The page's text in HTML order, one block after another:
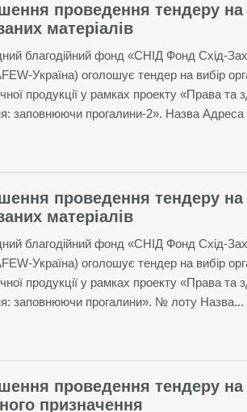
проведення тендеру на
матеріалів
благодійний фонд «СНІД Фонд Схід-
Україна) оголошує тендер на вибір
продукції у рамках проекту «Права та
заповнюючи прогалини-2». Назва Адреса
проведення тендеру на
матеріалів
благодійний фонд «СНІД Фонд Схід-
Україна) оголошує тендер на вибір
продукції у рамках проекту «Права та
заповнюючи прогалини». № лоту Назва...
проведення тендеру на
призначення